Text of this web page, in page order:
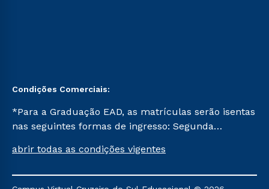
Condições Comerciais:
*Para a Graduação EAD, as matrículas serão isentas
nas seguintes formas de ingresso: Segunda
Já para as demais, a taxa de matrícula será de R$
mencionadas são referentes aos cursos: Ensino
abrir todas as condições vigentes